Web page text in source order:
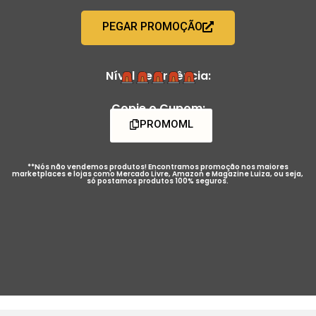
PEGAR PROMOÇÃO
Nível de Urgência:
Copie o Cupom:
PROMOML
**Nós não vendemos produtos! Encontramos promoção nos maiores
marketplaces e lojas como Mercado Livre, Amazon e Magazine Luiza, ou seja,
só postamos produtos 100% seguros.